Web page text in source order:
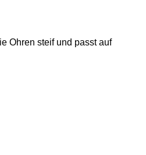
Ohren steif und passt auf